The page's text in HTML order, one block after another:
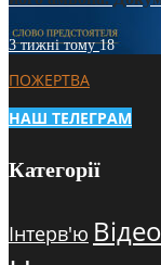
3 тижні тому18
ПОЖЕРТВА
НАШ ТЕЛЕГРАМ
Категорії
Інтерв'ю Відео